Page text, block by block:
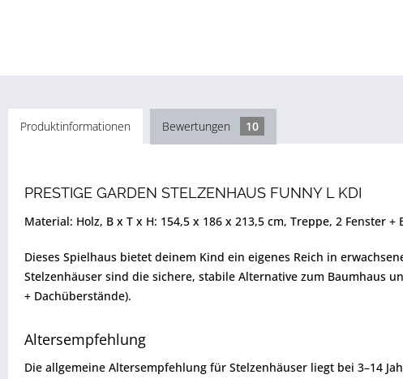
Produktinformationen Bewertungen 10
PRESTIGE GARDEN STELZENHAUS FUNNY L KDI
Material: Holz, B x T x H: 154,5 x 186 x 213,5 cm, Treppe, 2 Fenster +
Dieses Spielhaus bietet deinem Kind ein eigenes Reich in
Stelzenhäuser sind die sichere, stabile Alternative zum Baumhaus
+ Dachüberstände).
Altersempfehlung
Die allgemeine Altersempfehlung für Stelzenhäuser liegt bei 3–14